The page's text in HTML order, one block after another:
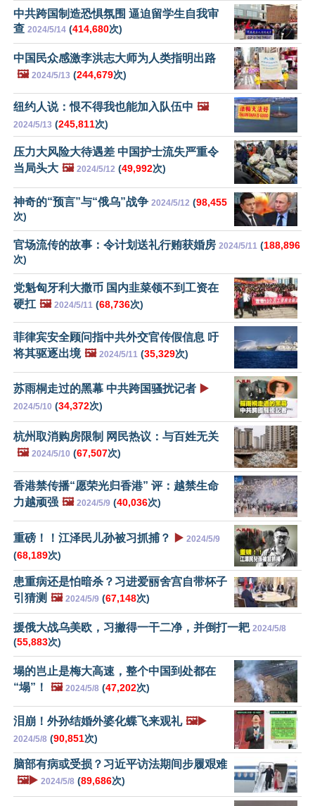
中共跨国制造恐惧氛围 逼迫留学生自我审
查 2024/5/14 (414,680次)
中国民众感激李洪志大师为人类指明出路
🖼️ 2024/5/13 (244,679次)
纽约人说：恨不得我也能加入队伍中 🖼️
2024/5/13 (245,811次)
压力大风险大待遇差 中国护士流失严重令
当局头大 🖼️ 2024/5/12 (49,992次)
神奇的“预言”与“俄乌”战争 2024/5/12 (98,455
次)
官场流传的故事：令计划送礼行贿获婚房 2024/5/11 (188,896
次)
党魁匈牙利大撒币 国内韭菜领不到工资在
硬扛 🖼️ 2024/5/11 (68,736次)
菲律宾安全顾问指中共外交官传假信息 吁
将其驱逐出境 🖼️ 2024/5/11 (35,329次)
苏雨桐走过的黑幕 中共跨国骚扰记者 ▶️
2024/5/10 (34,372次)
杭州取消购房限制 网民热议：与百姓无关
🖼️ 2024/5/10 (67,507次)
香港禁传播“愿荣光归香港” 评：越禁生命
力越顽强 🖼️ 2024/5/9 (40,036次)
重磅！！江泽民儿孙被习抓捕？ ▶️ 2024/5/9
(68,189次)
患重病还是怕暗杀？习进爱丽舍宫自带杯子
引猜测 🖼️ 2024/5/9 (67,148次)
援俄大战乌美欧，习撇得一干二净，并倒打一耙 2024/5/8
(55,883次)
塌的岂止是梅大高速，整个中国到处都在
“塌”！
🖼️ 2024/5/8 (47,202次)
泪崩！外孙结婚外婆化蝶飞来观礼 🖼️▶️
2024/5/8 (90,851次)
脑部有病或受损？习近平访法期间步履艰难
🖼️▶️ 2024/5/8 (89,686次)